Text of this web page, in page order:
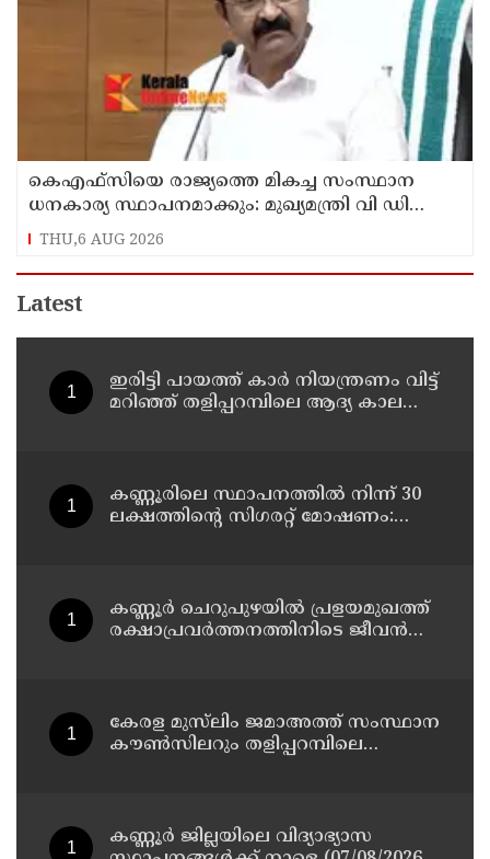
കെഎഫ്‌സിയെ രാജ്യത്തെ മികച്ച സംസ്ഥാന
ധനകാര്യ സ്ഥാപനമാക്കും: മുഖ്യമന്ത്രി വി ഡി
സതീശൻ
THU,6 AUG 2026
Latest
ഇരിട്ടി പായത്ത് കാർ നിയന്ത്രണം വിട്ട്
മറിഞ്ഞ് തളിപ്പറമ്പിലെ ആദ്യ കാല
കണ്ണൂരിലെ സ്ഥാപനത്തിൽ നിന്ന് 30
ലക്ഷത്തിന്റെ സിഗരറ്റ് മോഷണം:
കണ്ണൂർ ചെറുപുഴയിൽ പ്രളയമുഖത്ത്
രക്ഷാപ്രവർത്തനത്തിനിടെ ജീവൻ
കേരള മുസ്‌ലിം ജമാഅത്ത് സംസ്ഥാന
കൗൺസിലറും തളിപ്പറമ്പിലെ
കണ്ണൂർ ജില്ലയിലെ വിദ്യാഭ്യാസ